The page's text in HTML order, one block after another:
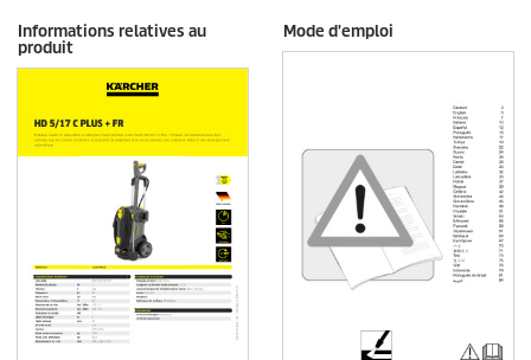
Informations relatives au
produit
Mode d'emploi